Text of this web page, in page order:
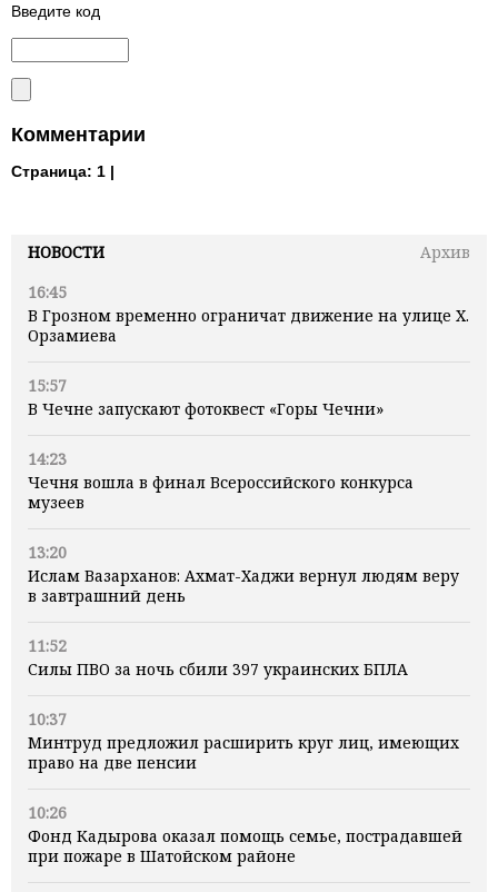
НОВОСТИ
Архив
16:45
В Грозном временно ограничат движение на улице Х.
Орзамиева
15:57
В Чечне запускают фотоквест «Горы Чечни»
14:23
Чечня вошла в финал Всероссийского конкурса
музеев
13:20
Ислам Вазарханов: Ахмат-Хаджи вернул людям веру
в завтрашний день
11:52
Силы ПВО за ночь сбили 397 украинских БПЛА
10:37
Минтруд предложил расширить круг лиц, имеющих
право на две пенсии
10:26
Фонд Кадырова оказал помощь семье, пострадавшей
при пожаре в Шатойском районе
Введите код
Комментарии
Страница: 1 |